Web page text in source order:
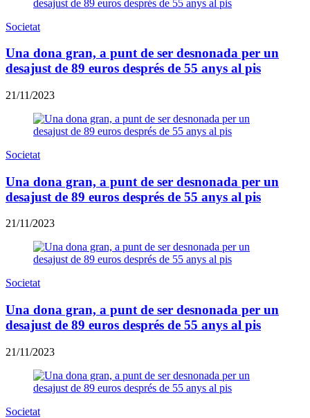
Societat
Una dona gran, a punt de ser desnonada per un
desajust de 89 euros després de 55 anys al pis
21/11/2023
Societat
Una dona gran, a punt de ser desnonada per un
desajust de 89 euros després de 55 anys al pis
21/11/2023
Societat
Una dona gran, a punt de ser desnonada per un
desajust de 89 euros després de 55 anys al pis
21/11/2023
Societat